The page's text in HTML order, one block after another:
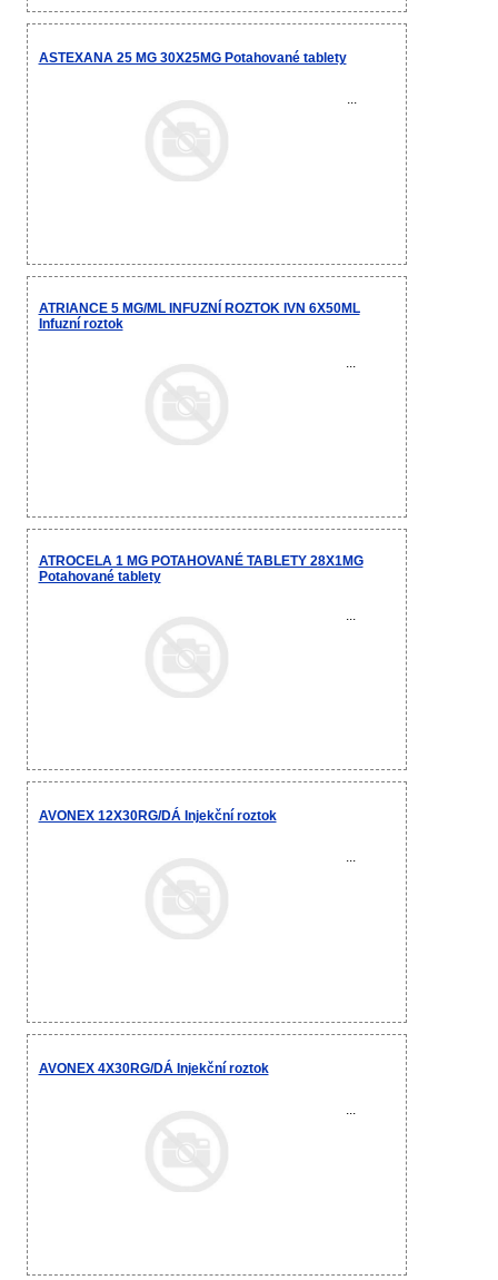
ASTEXANA 25 MG 30X25MG Potahované tablety
...
ATRIANCE 5 MG/ML INFUZNÍ ROZTOK IVN 6X50ML
Infuzní roztok
...
ATROCELA 1 MG POTAHOVANÉ TABLETY 28X1MG
Potahované tablety
...
AVONEX 12X30RG/DÁ Injekční roztok
...
AVONEX 4X30RG/DÁ Injekční roztok
...